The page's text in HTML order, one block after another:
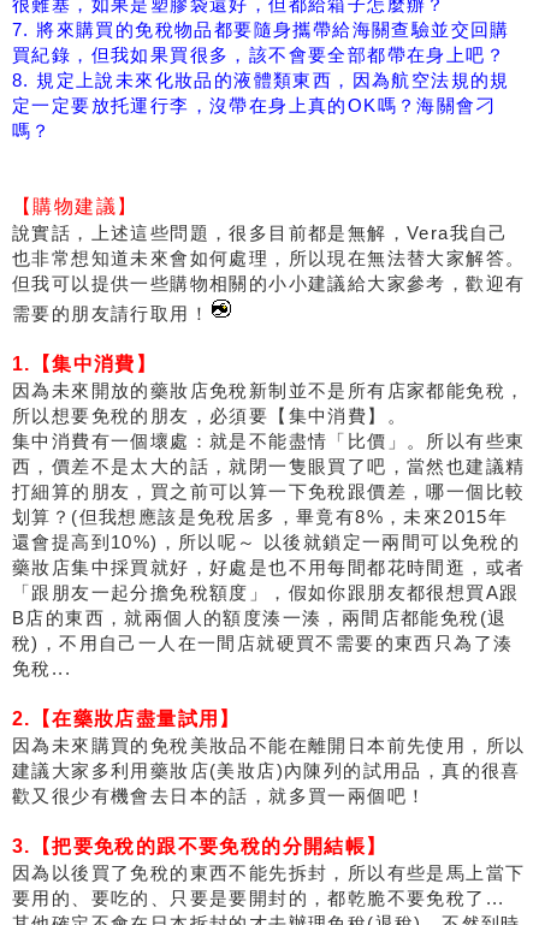
很難塞，如果是塑膠袋還好，但都給箱子怎麼辦？
7. 將來購買的免稅物品都要隨身攜帶給海關查驗並交回購
買紀錄，但我如果買很多，該不會要全部都帶在身上吧？
8. 規定上說未來化妝品的液體類東西，因為航空法規的規
定一定要放托運行李，沒帶在身上真的OK嗎？海關會刁
嗎？
【購物建議】
說實話，上述這些問題，很多目前都是無解，Vera我自己
也非常想知道未來會如何處理，所以現在無法替大家解答。
但我可以提供一些購物相關的小小建議給大家參考，歡迎有
需要的朋友請行取用！
1.【集中消費】
因為未來開放的藥妝店免稅新制並不是所有店家都能免稅，
所以想要免稅的朋友，必須要【集中消費】。
集中消費有一個壞處：就是不能盡情「比價」。所以有些東
西，價差不是太大的話，就閉一隻眼買了吧，當然也建議精
打細算的朋友，買之前可以算一下免稅跟價差，哪一個比較
划算？(但我想應該是免稅居多，畢竟有8%，未來2015年
還會提高到10%)，所以呢～ 以後就鎖定一兩間可以免稅的
藥妝店集中採買就好，好處是也不用每間都花時間逛，或者
「跟朋友一起分擔免稅額度」，假如你跟朋友都很想買A跟
B店的東西，就兩個人的額度湊一湊，兩間店都能免稅(退
稅)，不用自己一人在一間店就硬買不需要的東西只為了湊
免稅...
2.【在藥妝店盡量試用】
因為未來購買的免稅美妝品不能在離開日本前先使用，所以
建議大家多利用藥妝店(美妝店)內陳列的試用品，真的很喜
歡又很少有機會去日本的話，就多買一兩個吧！
3.【把要免稅的跟不要免稅的分開結帳】
因為以後買了免稅的東西不能先拆封，所以有些是馬上當下
要用的、要吃的、只要是要開封的，都乾脆不要免稅了...